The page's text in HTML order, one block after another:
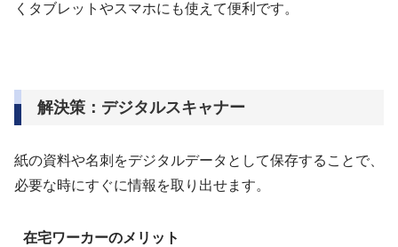
くタブレットやスマホにも使えて便利です。
解決策：デジタルスキャナー
紙の資料や名刺をデジタルデータとして保存することで、
必要な時にすぐに情報を取り出せます。
在宅ワーカーのメリット